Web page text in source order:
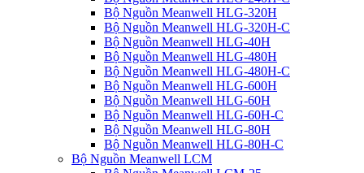
Bộ Nguồn Meanwell HLG-320H
Bộ Nguồn Meanwell HLG-320H-C
Bộ Nguồn Meanwell HLG-40H
Bộ Nguồn Meanwell HLG-480H
Bộ Nguồn Meanwell HLG-480H-C
Bộ Nguồn Meanwell HLG-600H
Bộ Nguồn Meanwell HLG-60H
Bộ Nguồn Meanwell HLG-60H-C
Bộ Nguồn Meanwell HLG-80H
Bộ Nguồn Meanwell HLG-80H-C
Bộ Nguồn Meanwell LCM